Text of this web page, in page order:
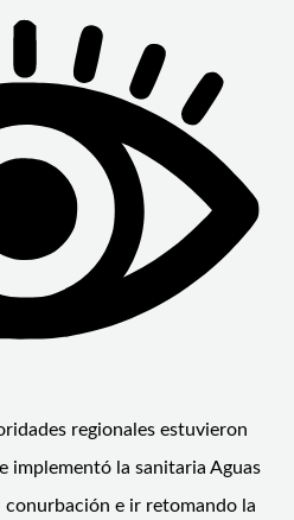
regionales estuvieron
implementó la sanitaria Aguas
conurbación e ir retomando la